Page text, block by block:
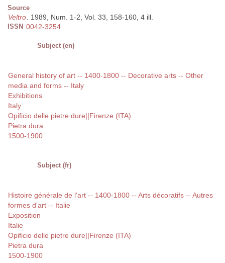
Source
Veltro. 1989, Num. 1-2, Vol. 33, 158-160, 4 ill.
ISSN 0042-3254
Subject (en)
General history of art -- 1400-1800 -- Decorative arts -- Other
media and forms -- Italy
Exhibitions
Italy
Opificio delle pietre dure||Firenze (ITA)
Pietra dura
1500-1900
Subject (fr)
Histoire générale de l'art -- 1400-1800 -- Arts décoratifs -- Autres
formes d'art -- Italie
Exposition
Italie
Opificio delle pietre dure||Firenze (ITA)
Pietra dura
1500-1900